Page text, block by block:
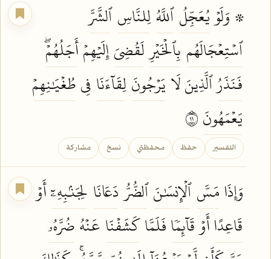
۞ وَلَوۡ يُعَجِّلُٱللَّهُلِلنَّاسِ ٱلشَّرَّ
ٱسۡتِعۡجَالَهُم بِٱلۡخَيۡرِ لَقُضِيَإِلَيۡهِمۡأَجَلُهُمۡۖ
فَنَذَرُٱلَّذِينَ لَا يَرۡجُونَلِقَآءَنَا فِيطُغۡيَٰنِهِمۡ
يَعۡمَهُونَ
التفسير حفظ محفظتي نسخ مشاركة
وَإِذَامَسَّٱلۡإِنسَٰنَٱلضُّرُّ دَعَانَا لِجَنۢبِهِۦٓأَوۡ
قَاعِدًاأَوۡ قَآئِمٗافَلَمَّاكَشَفۡنَا عَنۡهُضُرَّهُۥ